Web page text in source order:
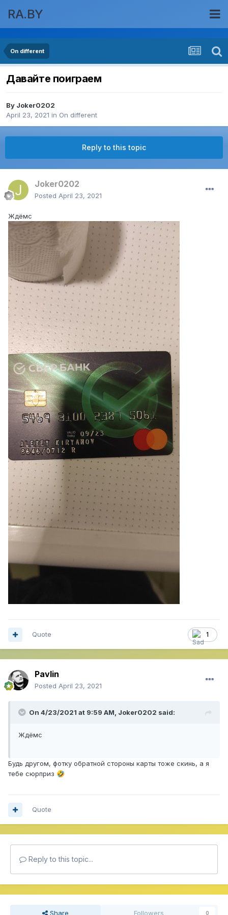
RA.BY
On different
Давайте поиграем
By Joker0202
April 23, 2021 in On different
Reply to this topic
Joker0202
Posted April 23, 2021
Ждёмс
1
Quote
Pavlin
Posted April 23, 2021
On 4/23/2021 at 9:59 AM, Joker0202 said:
Ждёмс
Будь другом, фотку обратной стороны карты тоже скинь, а я
тебе сюрприз 🤣
Quote
Reply to this topic...
Share Followers 0